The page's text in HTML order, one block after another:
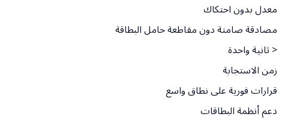
معدل بدون احتكاك
مصادقة صامتة دون مقاطعة حامل البطاقة
< ثانية واحدة
زمن الاستجابة
قرارات فورية على نطاق واسع
دعم أنظمة البطاقات